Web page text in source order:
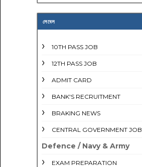
লেবেল
10TH PASS JOB
12TH PASS JOB
ADMIT CARD
BANK'S RECRUITMENT
BRAKING NEWS
CENTRAL GOVERNMENT JOB
Defence / Navy & Army
EXAM PREPARATION